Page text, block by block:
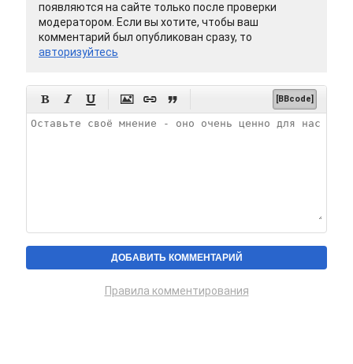
появляются на сайте только после проверки
модератором. Если вы хотите, чтобы ваш
комментарий был опубликован сразу, то
авторизуйтесь
      [BBcode]
Правила комментирования